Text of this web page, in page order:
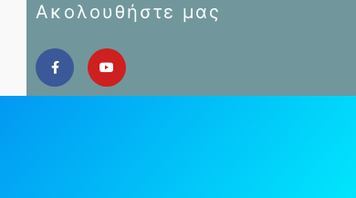
Ακολουθήστε μας